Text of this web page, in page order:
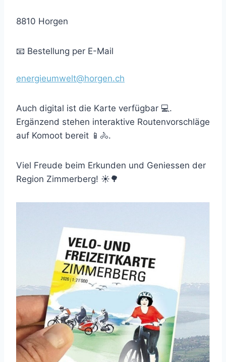
8810 Horgen
📧 Bestellung per E-Mail
energieumwelt@horgen.ch
Auch digital ist die Karte verfügbar 💻.
Ergänzend stehen interaktive Routenvorschläge
auf Komoot bereit 📱🚴.
Viel Freude beim Erkunden und Geniessen der
Region Zimmerberg! ☀️🌳